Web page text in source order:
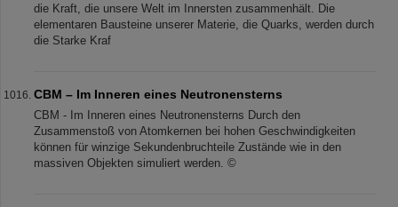
die Kraft, die unsere Welt im Innersten zusammenhält. Die
elementaren Bausteine unserer Materie, die Quarks, werden durch
die Starke Kraf
CBM – Im Inneren eines Neutronensterns
CBM - Im Inneren eines Neutronensterns Durch den
Zusammenstoß von Atomkernen bei hohen Geschwindigkeiten
können für winzige Sekundenbruchteile Zustände wie in den
massiven Objekten simuliert werden. ©